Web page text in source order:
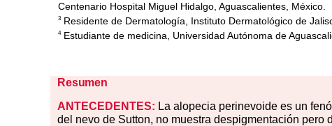
Centenario Hospital Miguel Hidalgo, Aguascalientes, México.
3 Residente de Dermatología, Instituto Dermatológico de
4Estudiante de medicina, Universidad Autónoma de
Resumen
ANTECEDENTES: La alopecia perinevoide es un
del nevo de Sutton, no muestra despigmentación